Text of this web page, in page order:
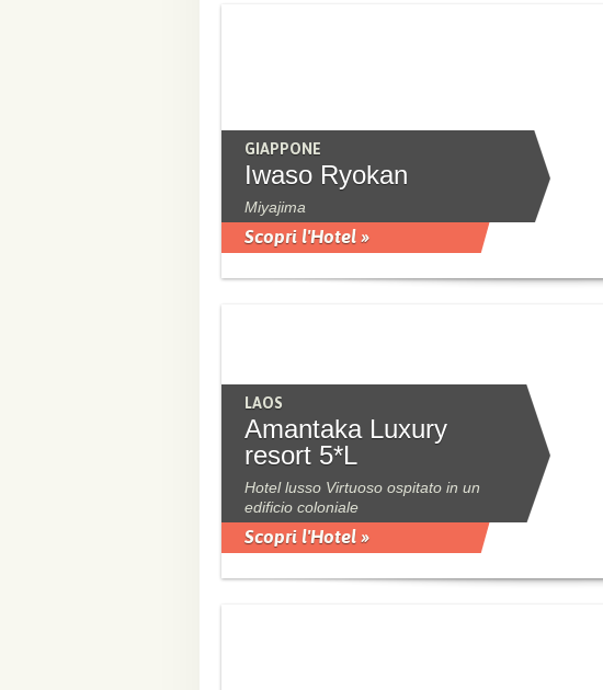
GIAPPONE
Iwaso Ryokan
Miyajima
Scopri l'Hotel »
LAOS
Amantaka Luxury
resort 5*L
Hotel lusso Virtuoso ospitato in un
edificio coloniale
Scopri l'Hotel »